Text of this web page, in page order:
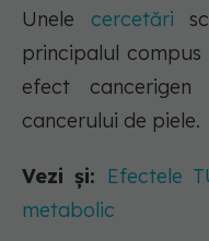
Unele cercetări
principalul
efect
cancerului de piele.
Vezi și: Efectele
metabolic